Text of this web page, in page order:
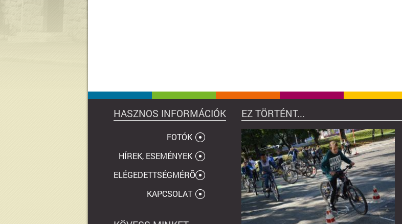
HASZNOS INFORMÁCIÓK EZ TÖRTÉNT...
FOTÓK
HÍREK, ESEMÉNYEK
ELÉGEDETTSÉGMÉRÕ
KAPCSOLAT